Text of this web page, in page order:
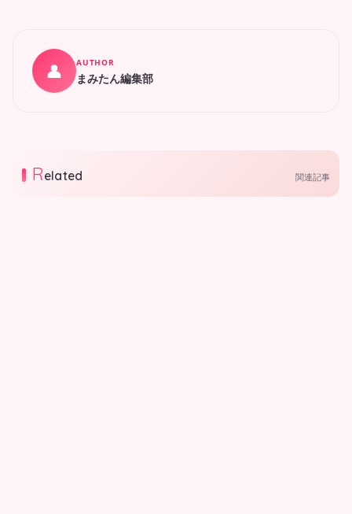
👤 AUTHOR
まみたん編集部
Related 関連記事